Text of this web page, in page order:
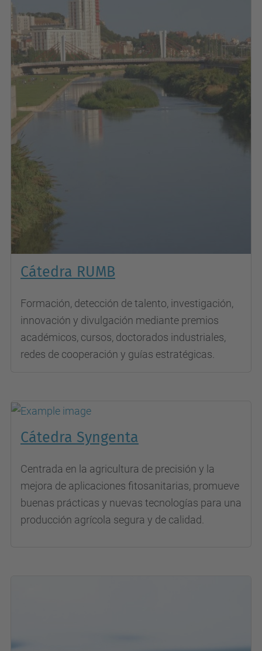
Cátedra RUMB
Formación, detección de talento, investigación,
innovación y divulgación mediante premios
académicos, cursos, doctorados industriales,
redes de cooperación y guías estratégicas.
Cátedra Syngenta
Centrada en la agricultura de precisión y la
mejora de aplicaciones fitosanitarias, promueve
buenas prácticas y nuevas tecnologías para una
producción agrícola segura y de calidad.